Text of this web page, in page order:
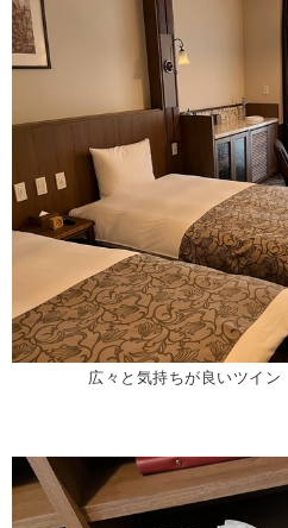
広々と気持ちが良いツイン